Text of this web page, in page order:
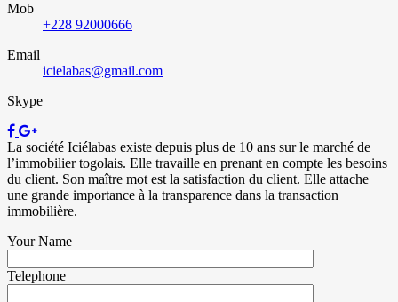
Mob
+228 92000666
Email
icielabas@gmail.com
Skype
La société Iciélabas existe depuis plus de 10 ans sur le marché de
l’immobilier togolais. Elle travaille en prenant en compte les besoins
du client. Son maître mot est la satisfaction du client. Elle attache
une grande importance à la transparence dans la transaction
immobilière.
Your Name
Telephone